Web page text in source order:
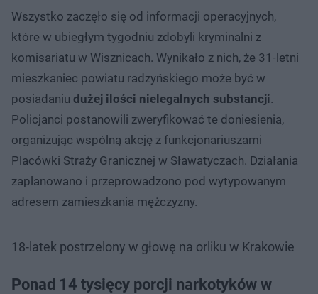
Wszystko zaczęło się od informacji operacyjnych,
które w ubiegłym tygodniu zdobyli kryminalni z
komisariatu w Wisznicach. Wynikało z nich, że 31-letni
mieszkaniec powiatu radzyńskiego może być w
posiadaniu dużej ilości nielegalnych substancji.
Policjanci postanowili zweryfikować te doniesienia,
organizując wspólną akcję z funkcjonariuszami
Placówki Straży Granicznej w Sławatyczach. Działania
zaplanowano i przeprowadzono pod wytypowanym
adresem zamieszkania mężczyzny.
18-latek postrzelony w głowę na orliku w Krakowie
Ponad 14 tysięcy porcji narkotyków w